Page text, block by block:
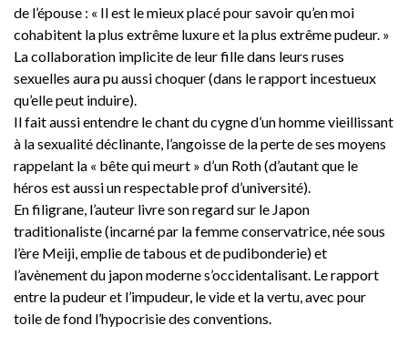
de l’épouse : « Il est le mieux placé pour savoir qu’en moi
cohabitent la plus extrême luxure et la plus extrême pudeur. »
La collaboration implicite de leur fille dans leurs ruses
sexuelles aura pu aussi choquer (dans le rapport incestueux
qu’elle peut induire).
Il fait aussi entendre le chant du cygne d’un homme vieillissant
à la sexualité déclinante, l’angoisse de la perte de ses moyens
rappelant la « bête qui meurt » d’un Roth (d’autant que le
héros est aussi un respectable prof d’université).
En filigrane, l’auteur livre son regard sur le Japon
traditionaliste (incarné par la femme conservatrice, née sous
l’ère Meiji, emplie de tabous et de pudibonderie) et
l’avènement du japon moderne s’occidentalisant. Le rapport
entre la pudeur et l’impudeur, le vide et la vertu, avec pour
toile de fond l’hypocrisie des conventions.